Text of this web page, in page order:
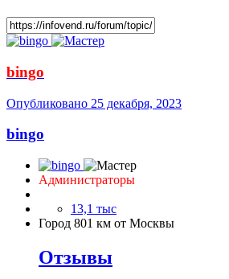
bingo
Опубликовано 25 декабря, 2023
bingo
Администраторы
13,1 тыс
Город 801 км от Москвы
Отзывы